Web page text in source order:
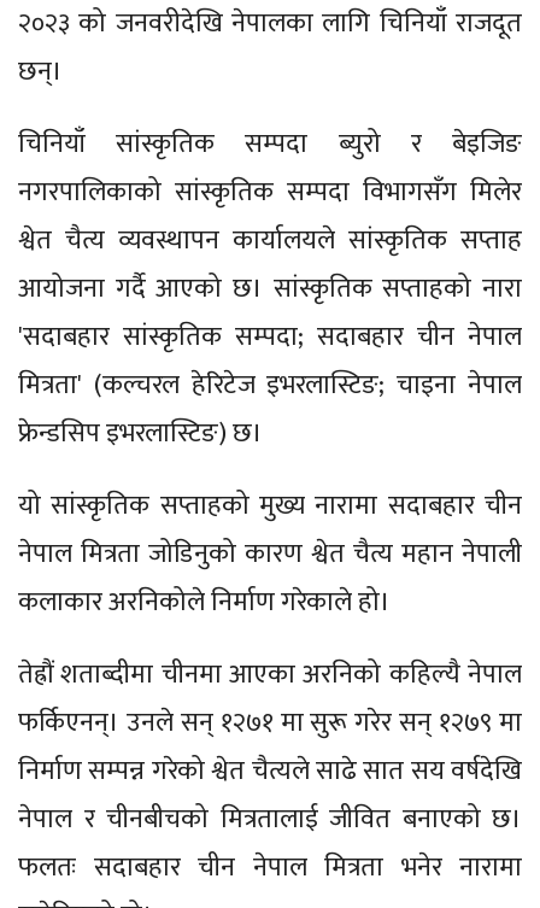
२०२३ को जनवरीदेखि नेपालका लागि चिनियाँ राजदूत
छन्।
चिनियाँ सांस्कृतिक सम्पदा ब्युरो र बेइजिङ
नगरपालिकाको सांस्कृतिक सम्पदा विभागसँग मिलेर
श्वेत चैत्य व्यवस्थापन कार्यालयले सांस्कृतिक सप्ताह
आयोजना गर्दै आएको छ। सांस्कृतिक सप्ताहको नारा
'सदाबहार सांस्कृतिक सम्पदा; सदाबहार चीन नेपाल
मित्रता' (कल्चरल हेरिटेज इभरलास्टिङ; चाइना नेपाल
फ्रेन्डसिप इभरलास्टिङ) छ।
यो सांस्कृतिक सप्ताहको मुख्य नारामा सदाबहार चीन
नेपाल मित्रता जोडिनुको कारण श्वेत चैत्य महान नेपाली
कलाकार अरनिकोले निर्माण गरेकाले हो।
तेह्रौं शताब्दीमा चीनमा आएका अरनिको कहिल्यै नेपाल
फर्किएनन्। उनले सन् १२७१ मा सुरू गरेर सन् १२७९ मा
निर्माण सम्पन्न गरेको श्वेत चैत्यले साढे सात सय वर्षदेखि
नेपाल र चीनबीचको मित्रतालाई जीवित बनाएको छ।
फलतः सदाबहार चीन नेपाल मित्रता भनेर नारामा